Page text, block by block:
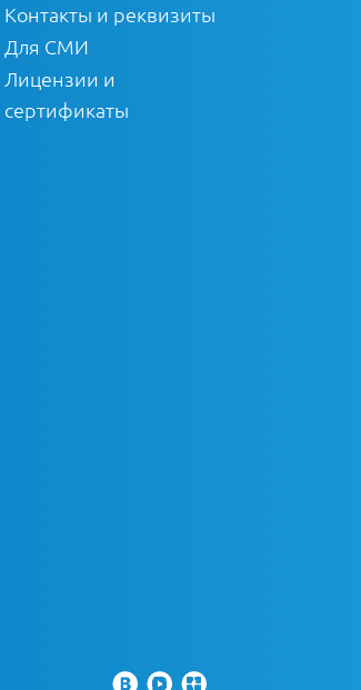
Контакты и реквизиты
Для СМИ
Лицензии и
сертификаты